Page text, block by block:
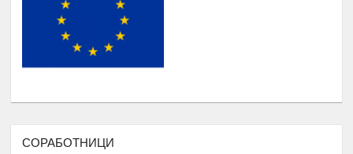
АПЛИКАЦИЈА ЗА РЕГИСТРИРАЊЕ
НА СИТЕ СТУДЕНТИ И КОРИСНИЦИ
НА РОМАВЕРЗИТАС
ПОДРШКА ЗА ОРГАНИЗИРАЊЕ
НА УНИЈА НА МЛАДИ НА
Дебати, номинација и наградување
СОРАБОТНИЦИ